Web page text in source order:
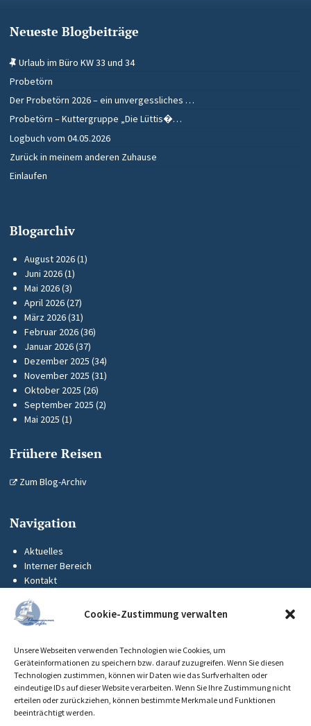
Cookie-Zustimmung verwalten
Unsere Webseiten verwenden Technologien wie Cookies, um
Geräteinformationen zu speichern bzw. darauf zuzugreifen. Wenn Sie diesen
Technologien zustimmen, können wir Daten wie das Surfverhalten oder
eindeutige IDs auf dieser Website verarbeiten. Wenn Sie Ihre Zustimmung nicht
erteilen oder zurückziehen, können bestimmte Merkmale und Funktionen
beeinträchtigt werden.
Neueste Blogbeiträge
Urlaub im Büro KW 33 und 34
Probetörn
Der Probetörn 2026 – ein unvergessliches …
Probetörn – Kuttergruppe „Die Lüttis�…
Logbuch vom 04.05.2026
Zurück in meinem anderen Zuhause
Einlaufen
Blogarchiv
August 2026(1)
Juni 2026(1)
Mai 2026(3)
April 2026(27)
März 2026(31)
Februar 2026(36)
Januar 2026(37)
Dezember 2025 (34)
November 2025 (31)
Oktober 2025 (26)
September 2025 (2)
Mai 2025 (1)
Frühere Reisen
Zum Blog-Archiv
Navigation
Aktuelles
Interner Bereich
Kontakt
Impressum
Datenschutz
Cookie-Richtlinie (EU)